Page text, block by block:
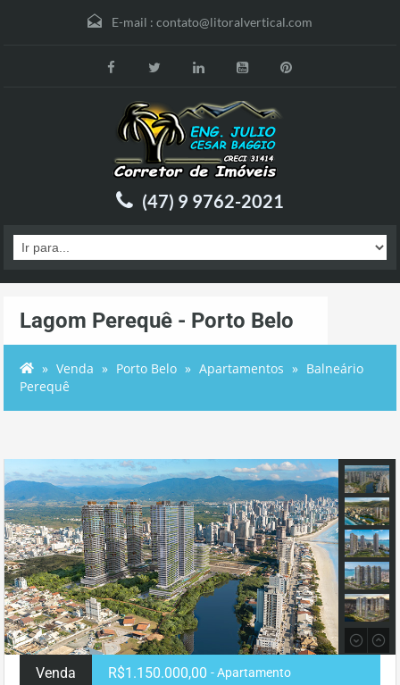
E-mail : contato@litoralvertical.com
(47) 9 9762-2021
Lagom Perequê - Porto Belo
Venda Porto Belo Apartamentos
Balneário
Perequê
Venda R$1.150.000,00 - Apartamento